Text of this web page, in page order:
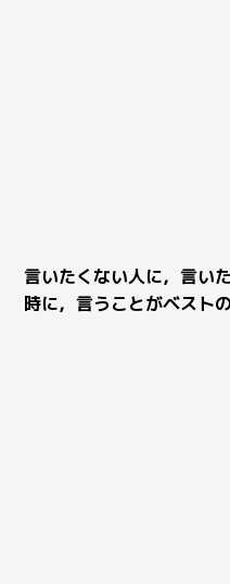
言いたくない人に，言い
時に，言うことがベスト